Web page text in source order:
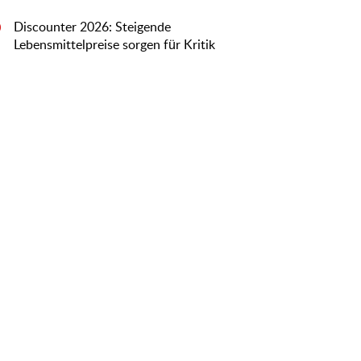
Discounter 2026: Steigende
Lebensmittelpreise sorgen für Kritik